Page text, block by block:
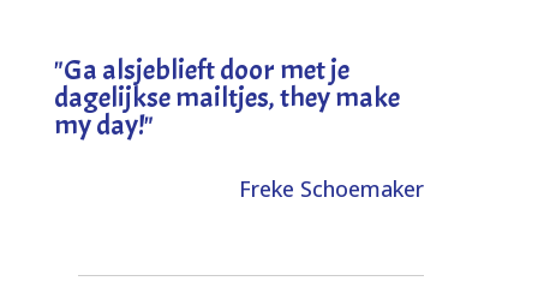
"Ga alsjeblieft door met je
dagelijkse mailtjes, they make
my day!"
Freke Schoemaker